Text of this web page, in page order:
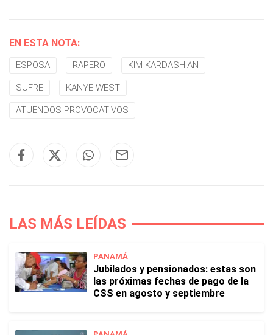
EN ESTA NOTA:
ESPOSA RAPERO KIM KARDASHIAN
SUFRE KANYE WEST
ATUENDOS PROVOCATIVOS
LAS MÁS LEÍDAS
PANAMÁ
Jubilados y pensionados: estas son
las próximas fechas de pago de la
CSS en agosto y septiembre